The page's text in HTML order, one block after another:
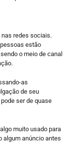
redes sociais.
estão
o meio de canal
as
de seu
ser de quase
muito usado para
algum anúncio antes